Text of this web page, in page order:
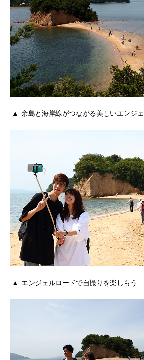
余島と海岸線がつながる美しいエンジ
エンジェルロードで自撮りを楽しもう